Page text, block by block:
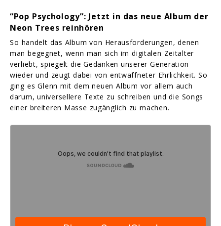
“Pop Psychology”: Jetzt in das neue Album der
Neon Trees reinhören
So handelt das Album von Herausforderungen, denen
man begegnet, wenn man sich im digitalen Zeitalter
verliebt, spiegelt die Gedanken unserer Generation
wieder und zeugt dabei von entwaffneter Ehrlichkeit. So
ging es Glenn mit dem neuen Album vor allem auch
darum, universellere Texte zu schreiben und die Songs
einer breiteren Masse zugänglich zu machen.